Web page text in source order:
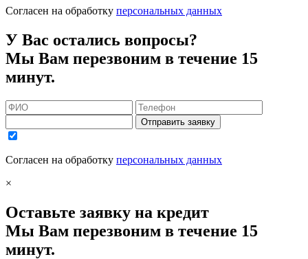
Согласен на обработку персональных данных
У Вас остались вопросы?
Мы Вам перезвоним в течение 15
минут.
Отправить заявку
Согласен на обработку персональных данных
×
Оставьте заявку на кредит
Мы Вам перезвоним в течение 15
минут.